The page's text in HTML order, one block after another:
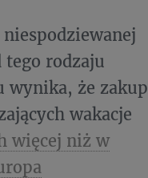
rodzaju
wynika, że zakup
wakacje
więcej niż w